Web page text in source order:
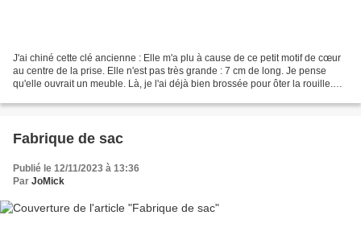
J'ai chiné cette clé ancienne : Elle m'a plu à cause de ce petit motif de cœur
au centre de la prise. Elle n'est pas très grande : 7 cm de long. Je pense
qu'elle ouvrait un meuble. Là, je l'ai déjà bien brossée pour ôter la rouille.
Fabrique de sac
Publié le 12/11/2023 à 13:36
Par JoMick